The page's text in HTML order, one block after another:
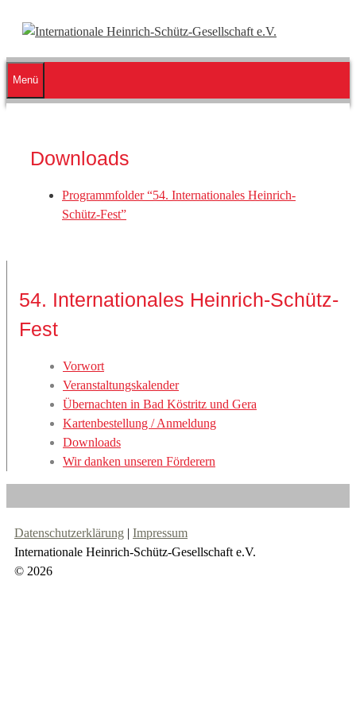
Inhalt
Menü
Downloads
Programmfolder “54. Internationales Heinrich-
Schütz-Fest”
54. Internationales Heinrich-Schütz-
Fest
Vorwort
Veranstaltungskalender
Übernachten in Bad Köstritz und Gera
Kartenbestellung / Anmeldung
Downloads
Wir danken unseren Förderern
Datenschutzerklärung | Impressum
Internationale Heinrich-Schütz-Gesellschaft e.V.
© 2026